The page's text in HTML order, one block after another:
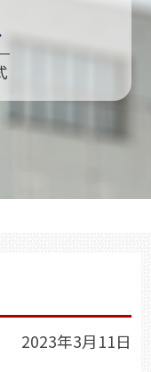
2023年3月11日